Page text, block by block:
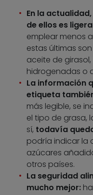
En la
de ellos es
emplear menos
estas últimas
aceite de
hidrogenadas o
La información
etiqueta
más legible, se
el tipo de grasa,
sí, todavía
podría indicar la
azúcares
otros países.
La seguridad
mucho mejor: